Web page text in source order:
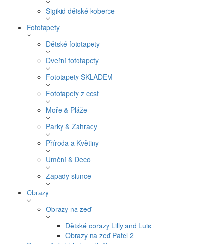
Sigikid dětské koberce
Fototapety
Dětské fototapety
Dveřní fototapety
Fototapety SKLADEM
Fototapety z cest
Moře & Pláže
Parky & Zahrady
Příroda a Květiny
Umění & Deco
Západy slunce
Obrazy
Obrazy na zeď
Dětské obrazy Lilly and Luis
Obrazy na zeď Patel 2